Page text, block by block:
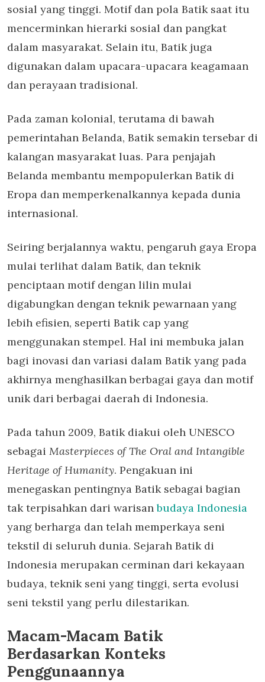
sosial yang tinggi. Motif dan pola Batik saat itu
mencerminkan hierarki sosial dan pangkat
dalam masyarakat. Selain itu, Batik juga
digunakan dalam upacara-upacara keagamaan
dan perayaan tradisional.
Pada zaman kolonial, terutama di bawah
pemerintahan Belanda, Batik semakin tersebar di
kalangan masyarakat luas. Para penjajah
Belanda membantu mempopulerkan Batik di
Eropa dan memperkenalkannya kepada dunia
internasional.
Seiring berjalannya waktu, pengaruh gaya Eropa
mulai terlihat dalam Batik, dan teknik
penciptaan motif dengan lilin mulai
digabungkan dengan teknik pewarnaan yang
lebih efisien, seperti Batik cap yang
menggunakan stempel. Hal ini membuka jalan
bagi inovasi dan variasi dalam Batik yang pada
akhirnya menghasilkan berbagai gaya dan motif
unik dari berbagai daerah di Indonesia.
Pada tahun 2009, Batik diakui oleh UNESCO
sebagai Masterpieces of The Oral and Intangible
Heritage of Humanity. Pengakuan ini
menegaskan pentingnya Batik sebagai bagian
tak terpisahkan dari warisanbudaya Indonesia
yang berharga dan telah memperkaya seni
tekstil di seluruh dunia. Sejarah Batik di
Indonesia merupakan cerminan dari kekayaan
budaya, teknik seni yang tinggi, serta evolusi
seni tekstil yang perlu dilestarikan.
Macam-Macam Batik
Berdasarkan Konteks
Penggunaannya